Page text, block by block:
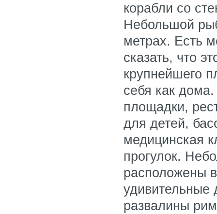
корабли со
Небольшой
метрах. Есть
сказать, что
крупнейшего
себя как
площадки,
для детей,
медицинская
прогулок.
расположены
удивительные
развалины